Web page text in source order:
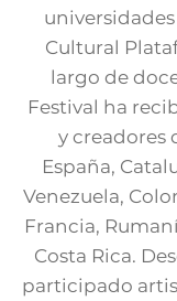
Cultural
largo de
Festival ha
y creadores
España,
Venezuela,
Francia,
Costa Rica.
participado